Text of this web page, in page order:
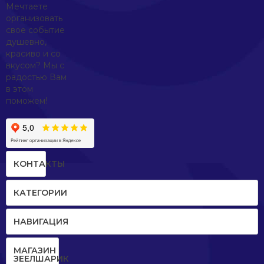
Мечтаете
организовать
свое событие
душевно,
красиво и со
вкусом? Мы с
радостью Вам
в этом
поможем!
КОНТАКТЫ
КАТЕГОРИИ
НАВИГАЦИЯ
МАГАЗИН
ЗЕЕЛШАРИК